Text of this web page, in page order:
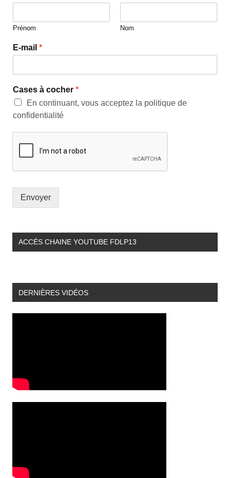
Prénom Nom
E-mail *
Cases à cocher *
En continuant, vous acceptez la politique de
confidentialité
Envoyer
ACCÉS CHAINE YOUTUBE FDLP13
DERNIÈRES VIDÉOS